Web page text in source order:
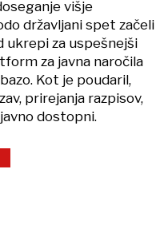
višje
državljani spet začeli
ukrepi za uspešnejši
za javna naročila
Kot je poudaril,
prirejanja razpisov,
dostopni.